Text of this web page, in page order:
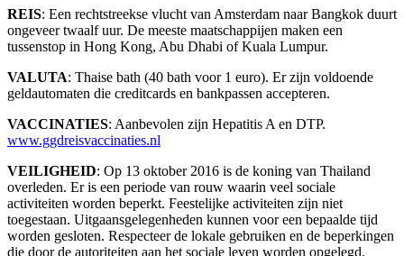
REIS: Een rechtstreekse vlucht van Amsterdam naar Bangkok duurt
ongeveer twaalf uur. De meeste maatschappijen maken een
tussenstop in Hong Kong, Abu Dhabi of Kuala Lumpur.
VALUTA: Thaise bath (40 bath voor 1 euro). Er zijn voldoende
geldautomaten die creditcards en bankpassen accepteren.
VACCINATIES: Aanbevolen zijn Hepatitis A en DTP.
www.ggdreisvaccinaties.nl
VEILIGHEID: Op 13 oktober 2016 is de koning van Thailand
overleden. Er is een periode van rouw waarin veel sociale
activiteiten worden beperkt. Feestelijke activiteiten zijn niet
toegestaan. Uitgaansgelegenheden kunnen voor een bepaalde tijd
worden gesloten. Respecteer de lokale gebruiken en de beperkingen
die door de autoriteiten aan het sociale leven worden opgelegd.